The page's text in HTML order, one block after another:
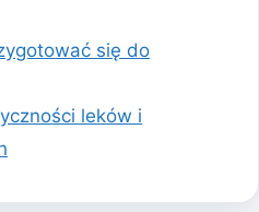
się do
leków i